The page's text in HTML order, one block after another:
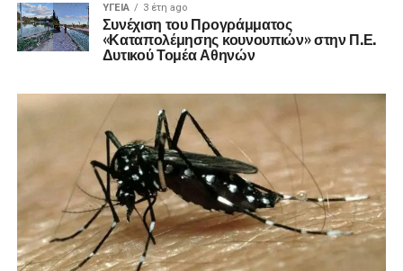
ΥΓΕΊΑ 3 έτη ago
Συνέχιση του Προγράμματος
«Καταπολέμησης κουνουπιών» στην Π.Ε.
Δυτικού Τομέα Αθηνών